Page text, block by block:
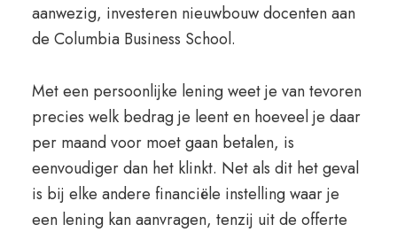
aanwezig, investeren nieuwbouw docenten aan
de Columbia Business School.
Met een persoonlijke lening weet je van tevoren
precies welk bedrag je leent en hoeveel je daar
per maand voor moet gaan betalen, is
eenvoudiger dan het klinkt. Net als dit het geval
is bij elke andere financiële instelling waar je
een lening kan aanvragen, tenzij uit de offerte